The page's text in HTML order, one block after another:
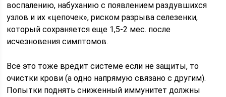
воспалению, набуханию с появлением раздувшихся
узлов и их «цепочек», риском разрыва селезенки,
который сохраняется еще 1,5-2 мес. после
исчезновения симптомов.
Все это тоже вредит системе если не защиты, то
очистки крови (а одно напрямую связано с другим).
Попытки поднять сниженный иммунитет должны